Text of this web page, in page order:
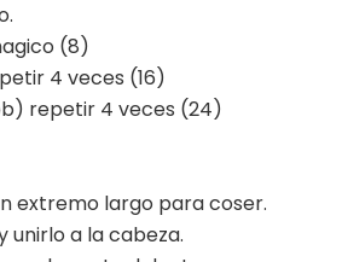
(8)
4 veces (16)
repetir 4 veces (24)
extremo largo para coser.
unirlo a la cabeza.